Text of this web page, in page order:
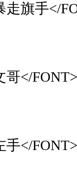
走旗手</
哥</FONT>
手</FONT>